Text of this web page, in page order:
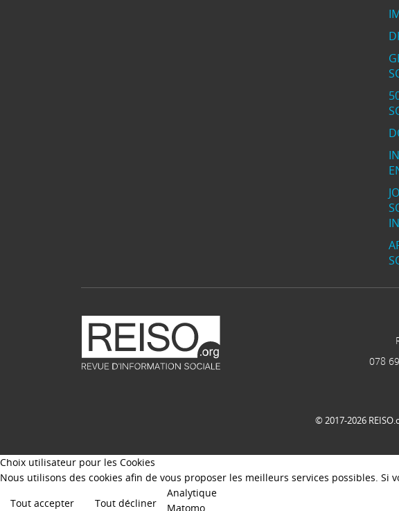
078
© 2017-2026
Choix utilisateur pour les Cookies
Nous utilisons des cookies afin de vous proposer les meilleurs services possibles.
Tout accepter
Tout décliner
Analytique
Matomo